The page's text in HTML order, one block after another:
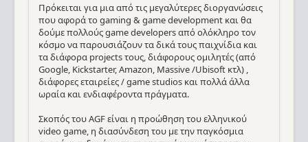
Πρόκειται για μια από τις μεγαλύτερες διοργανώσεις
που αφορά το gaming & game development και θα
δούμε πολλούς game developers από ολόκληρο τον
κόσμο να παρουσιάζουν τα δικά τους παιχνίδια και
τα διάφορα projects τους, διάφορους ομιλητές (από
Google, Kickstarter, Amazon, Massive /Ubisoft κτλ) ,
διάφορες εταιρείες / game studios και πολλά άλλα
ωραία και ενδιαφέροντα πράγματα.
Σκοπός του AGF είναι η προώθηση του ελληνικού
video game, η διασύνδεση του με την παγκόσμια